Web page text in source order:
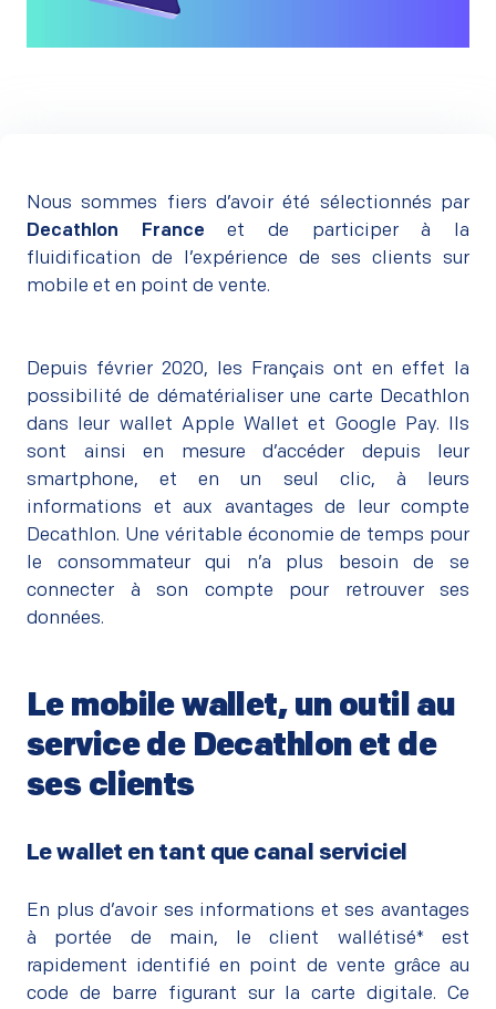
Nous sommes fiers d’avoir été sélectionnés par
Decathlon France et de participer à la
fluidification de l’expérience de ses clients sur
mobile et en point de vente.
Depuis février 2020, les Français ont en effet la
possibilité de dématérialiser une carte Decathlon
dans leur wallet Apple Wallet et Google Pay. Ils
sont ainsi en mesure d’accéder depuis leur
smartphone, et en un seul clic, à leurs
informations et aux avantages de leur compte
Decathlon. Une véritable économie de temps pour
le consommateur qui n’a plus besoin de se
connecter à son compte pour retrouver ses
données.
Le mobile wallet, un outil au
service de Decathlon et de
ses clients
Le wallet en tant que canal serviciel
En plus d’avoir ses informations et ses avantages
à portée de main, le client wallétisé* est
rapidement identifié en point de vente grâce au
code de barre figurant sur la carte digitale. Ce